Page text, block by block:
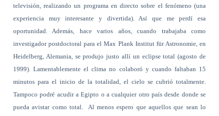
televisión, realizando un programa en directo sobre el fenómeno (una
experiencia muy interesante y divertida). Así que me perdí esa
oportunidad. Además, hace varios años, cuando trabajaba como
investigador postdoctoral para el Max Plank Institut für Astronomie, en
Heidelberg, Alemania, se produjo justo allí un eclipse total (agosto de
1999). Lamentablemente el clima no colaboró y cuando faltaban 15
minutos para el inicio de la totalidad, el cielo se cubrió totalmente.
Tampoco podré acudir a Egipto o a cualquier otro país desde donde se
pueda avistar como total. Al menos espero que aquellos que sean lo